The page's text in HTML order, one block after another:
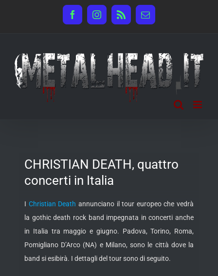
FacebookInstagram
Rss Email
CHRISTIAN DEATH, quattro
concerti in Italia
I Christian Death annunciano il tour europeo che vedrà
la gothic death rock band impegnata in concerti anche
in Italia tra maggio e giugno. Padova, Torino, Roma,
Pomigliano D’Arco (NA) e Milano, sono le città dove la
band si esibirà. I dettagli del tour sono di seguito.